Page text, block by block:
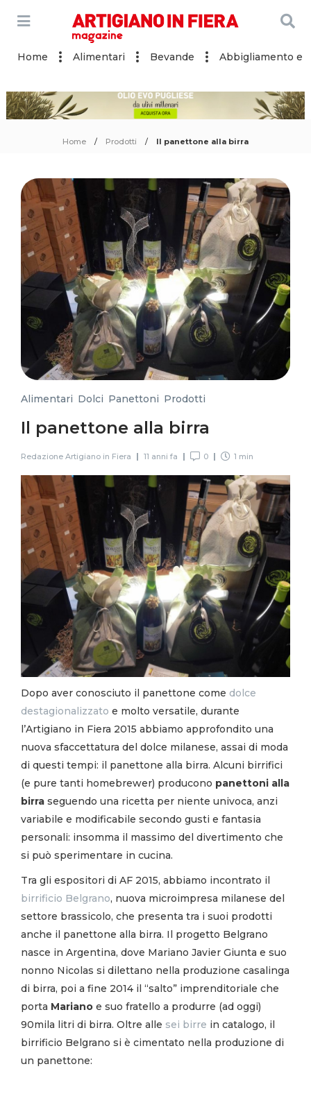
Home Alimentari Bevande Abbigliamento e
Home Prodotti Il panettone alla birra
Alimentari Dolci Panettoni Prodotti
Il panettone alla birra
Redazione Artigiano in Fiera 11 anni fa 0 1 min
Dopo aver conosciuto il panettone come dolce
destagionalizzato e molto versatile, durante
l’Artigiano in Fiera 2015 abbiamo approfondito una
nuova sfaccettatura del dolce milanese, assai di moda
di questi tempi: il panettone alla birra. Alcuni birrifici
(e pure tanti homebrewer) producono panettoni alla
birra seguendo una ricetta per niente univoca, anzi
variabile e modificabile secondo gusti e fantasia
personali: insomma il massimo del divertimento che
si può sperimentare in cucina.
Tra gli espositori di AF 2015, abbiamo incontrato il
birrificio Belgrano, nuova microimpresa milanese del
settore brassicolo, che presenta tra i suoi prodotti
anche il panettone alla birra. Il progetto Belgrano
nasce in Argentina, dove Mariano Javier Giunta e suo
nonno Nicolas si dilettano nella produzione casalinga
di birra, poi a fine 2014 il “salto” imprenditoriale che
porta Mariano e suo fratello a produrre (ad oggi)
90mila litri di birra. Oltre alle sei birre in catalogo, il
birrificio Belgrano si è cimentato nella produzione di
un panettone: